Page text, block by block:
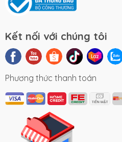
Kết nối với chúng tôi
Phương thức thanh toán